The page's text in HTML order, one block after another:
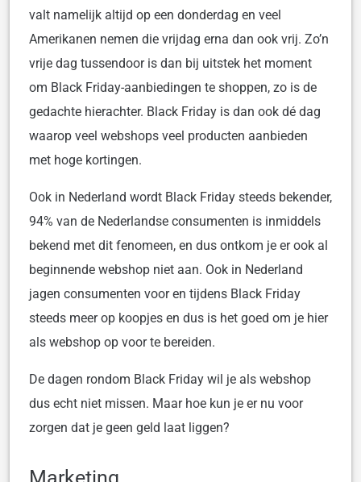
valt namelijk altijd op een donderdag en veel
Amerikanen nemen die vrijdag erna dan ook vrij. Zo’n
vrije dag tussendoor is dan bij uitstek het moment
om Black Friday-aanbiedingen te shoppen, zo is de
gedachte hierachter. Black Friday is dan ook dé dag
waarop veel webshops veel producten aanbieden
met hoge kortingen.
Ook in Nederland wordt Black Friday steeds bekender,
94% van de Nederlandse consumenten is inmiddels
bekend met dit fenomeen, en dus ontkom je er ook al
beginnende webshop niet aan. Ook in Nederland
jagen consumenten voor en tijdens Black Friday
steeds meer op koopjes en dus is het goed om je hier
als webshop op voor te bereiden.
De dagen rondom Black Friday wil je als webshop
dus echt niet missen. Maar hoe kun je er nu voor
zorgen dat je geen geld laat liggen?